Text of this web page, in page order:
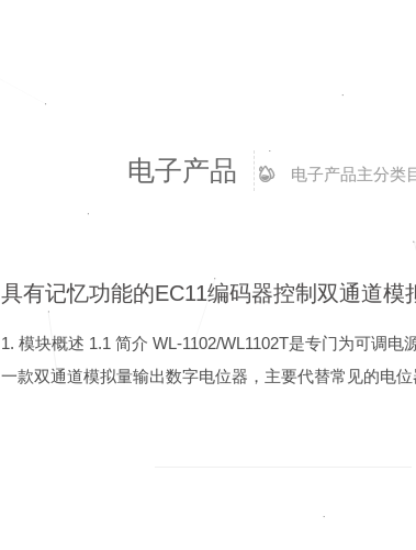
电子产品 电子产品主分类
1. 模块概述 1.1 简介 WL-1102/WL1102T是专门为可调
一款双通道模拟量输出数字电位器，主要代替常见的电